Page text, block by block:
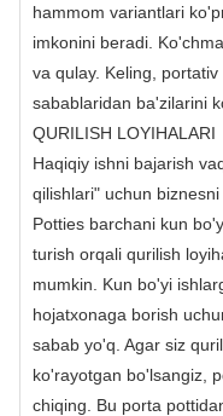
hammom variantlari
imkonini beradi.
va qulay. Keling,
sabablaridan ba'zilarini
QURILISH LOYIHALARI
Haqiqiy ishni bajarish
qilishlari" uchun
Potties barchani kun
turish orqali qurilish
mumkin. Kun bo'yi
hojatxonaga borish
sabab yo'q. Agar siz
ko'rayotgan bo'lsangiz,
chiqing. Bu porta